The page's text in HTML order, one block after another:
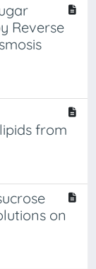
Reverse
from
on